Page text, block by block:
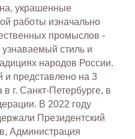
украшенные
работы изначально
промыслов -
стиль и
народов России.
и представлено на 3
г. Санкт-Петербурге, в
В 2022 году
Президентский
Администрация